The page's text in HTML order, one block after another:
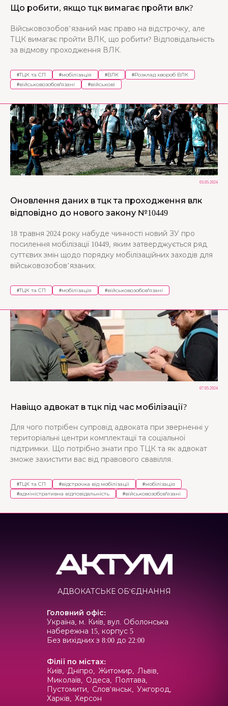
Що робити, якщо тцк вимагає пройти влк?
Військовозобов’язаний має право на відстрочку, але
ТЦК вимагає пройти ВЛК, що робити? Відповідальність
за відмову проходження ВЛК.
#ТЦК та СП #мобілізація #ВЛК #Розклад хвороб ВЛК
#військовозобов'язані #військові
03.05.2024
Оновлення даних в тцк та проходження влк
відповідно до нового закону №10449
18 травня 2024 року набуде чинності новий ЗУ про
посилення мобілізації 10449, яким затверджується ряд
суттєвих змін щодо порядку мобілізаційних заходів для
військовозобов’язаних.
#ТЦК та СП #мобілізація #військовозобов'язані
07.05.2024
Навіщо адвокат в тцк під час мобілізації?
Для чого потрібен супровід адвоката при зверненні у
територіальні центри комплектації та соціальної
підтримки. Що потрібно знати про ТЦК та як адвокат
зможе захистити вас від правового свавілля.
#ТЦК та СП #відстрочка від мобілізації #мобілізація
#адміністративна відповідальність #військовозобов'язані
АДВОКАТСЬКЕ ОБ'ЄДНАННЯ
Головний офіс:
Україна, м. Київ, вул. Оболонська
набережна 15, корпус 5
Без вихідних з 8:00 до 22:00
Філії по містах:
Київ, Дніпро, Житомир, Львів,
Миколаїв, Одеса,
Полтава,
Пустомити, Слов'янськ, Ужгород,
Харків, Херсон